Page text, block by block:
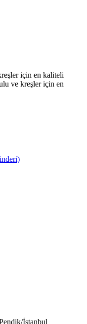
için en kaliteli
ve kreşler için en
İstanbul